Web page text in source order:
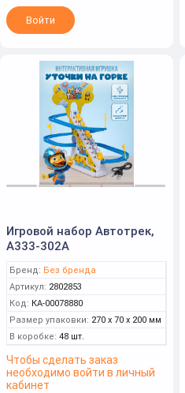
Войти
Игровой набор Автотрек,
A333-302A
Бренд: Без бренда
Артикул: 2802853
Код: КА-00078880
Размер упаковки: 270 x 70 x 200 мм
В коробке: 48 шт.
Чтобы сделать заказ
необходимо войти в личный
кабинет